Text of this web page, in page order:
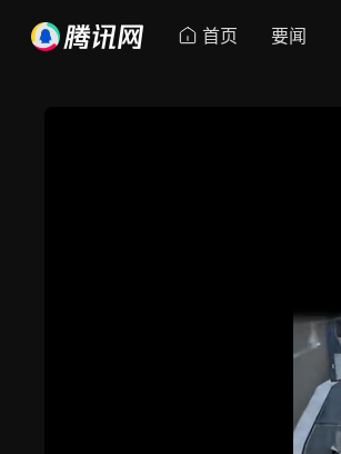
首页 要闻